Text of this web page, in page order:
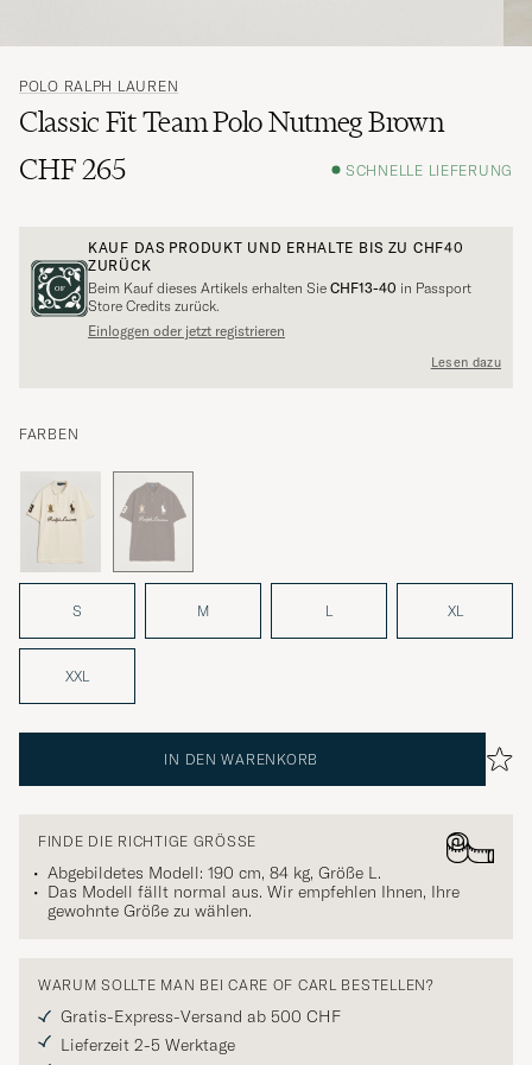
POLO RALPH LAUREN
Classic Fit Team Polo Nutmeg Brown
CHF 265
SCHNELLE LIEFERUNG
KAUF DAS PRODUKT UND ERHALTE BIS ZU CHF40
ZURÜCK
Beim Kauf dieses Artikels erhalten Sie CHF13-40 in Passport
Store Credits zurück.
Einloggen oder jetzt registrieren
Lesen dazu
FARBEN
S M L XL
XXL
IN DEN WARENKORB
FINDE DIE RICHTIGE GRÖSSE
Abgebildetes Modell: 190 cm, 84 kg, Größe L.
Das Modell fällt normal aus. Wir empfehlen Ihnen, Ihre
gewohnte Größe zu wählen.
WARUM SOLLTE MAN BEI CARE OF CARL BESTELLEN?
Gratis-Express-Versand ab 500 CHF
Lieferzeit 2-5 Werktage